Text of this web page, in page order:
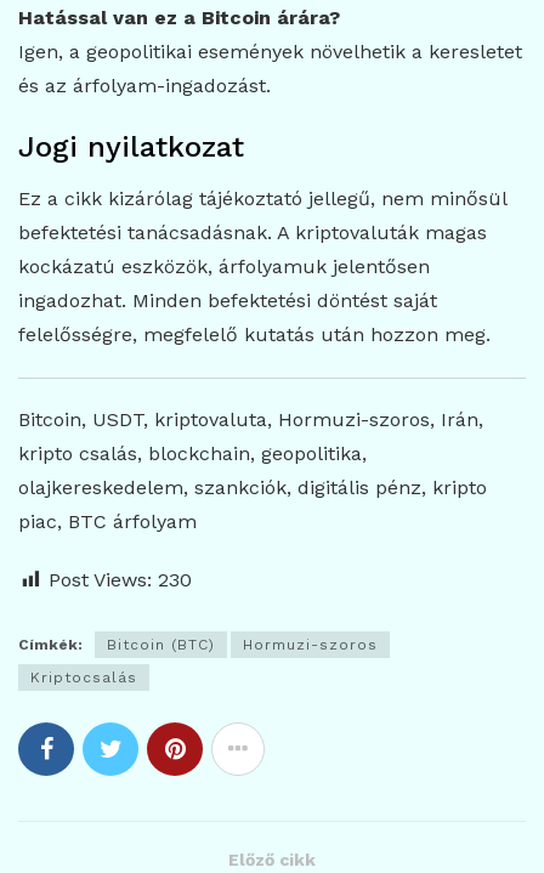
Hatással van ez a Bitcoin árára?
Igen, a geopolitikai események növelhetik a keresletet
és az árfolyam-ingadozást.
Jogi nyilatkozat
Ez a cikk kizárólag tájékoztató jellegű, nem minősül
befektetési tanácsadásnak. A kriptovaluták magas
kockázatú eszközök, árfolyamuk jelentősen
ingadozhat. Minden befektetési döntést saját
felelősségre, megfelelő kutatás után hozzon meg.
Bitcoin, USDT, kriptovaluta, Hormuzi-szoros, Irán,
kripto csalás, blockchain, geopolitika,
olajkereskedelem, szankciók, digitális pénz, kripto
piac, BTC árfolyam
Post Views: 230
Címkék: Bitcoin (BTC)
Hormuzi-szoros
Kriptocsalás
Előző cikk